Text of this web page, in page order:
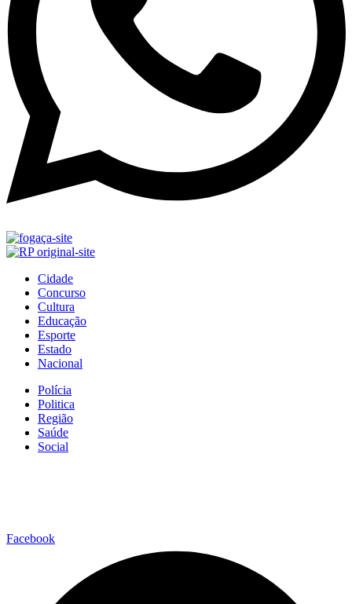
Cidade
Concurso
Cultura
Educação
Esporte
Estado
Nacional
Polícia
Politica
Região
Saúde
Social
Facebook